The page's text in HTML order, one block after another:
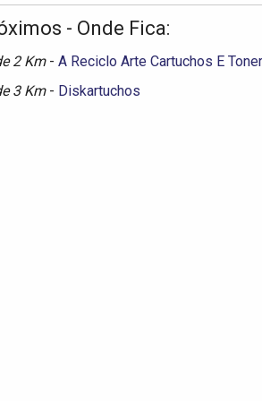
- Onde Fica:
2 Km - A Reciclo Arte Cartuchos E
3 Km - Diskartuchos